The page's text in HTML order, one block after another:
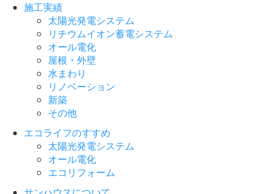
施工実績
太陽光発電システム
リチウムイオン蓄電システム
オール電化
屋根・外壁
水まわり
リノベーション
新築
その他
エコライフのすすめ
太陽光発電システム
オール電化
エコリフォーム